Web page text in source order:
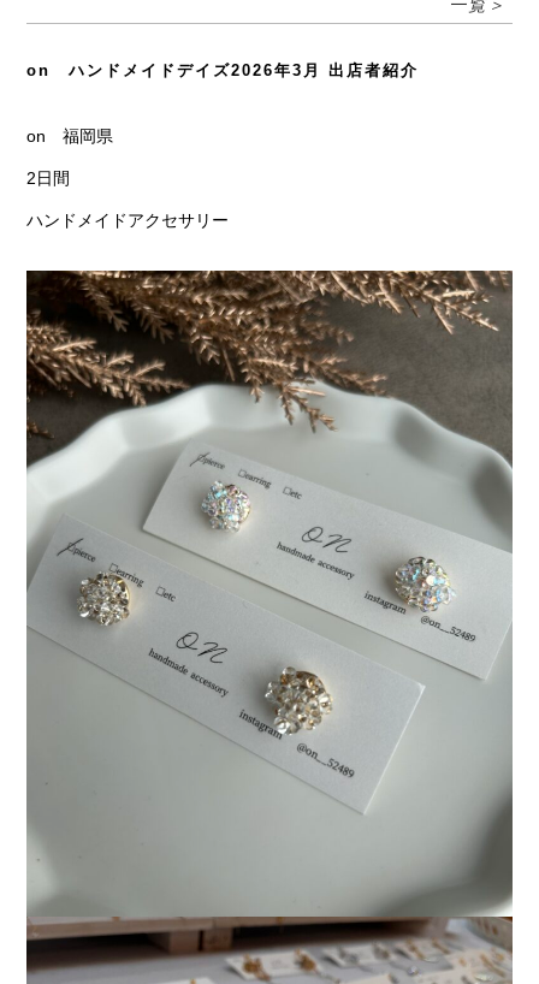
一覧＞
on ハンドメイドデイズ2026年3月 出店者紹介
on 福岡県
2日間
ハンドメイドアクセサリー